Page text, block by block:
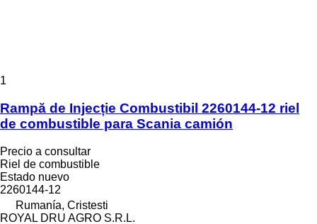
1
Rampă de Injecție Combustibil 2260144-12 riel
de combustible para Scania camión
Precio a consultar
Riel de combustible
Estado nuevo
2260144-12
Rumanía, Cristesti
ROYAL DRU AGRO S.R.L.